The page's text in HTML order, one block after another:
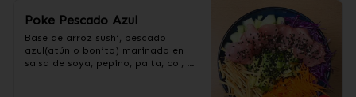
Poke Pescado Azul
Base de arroz sushi, pescado
azul(atún o bonito) marinado en
salsa de soya, pepino, palta, col,